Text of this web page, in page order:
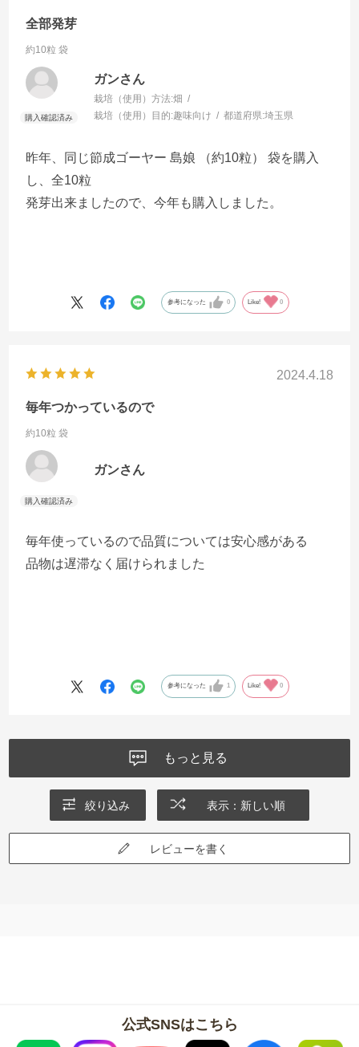
全部発芽
約10粒 袋
ガンさん
栽培（使用）方法:畑
栽培（使用）目的:趣味向け 都道府県:埼玉県
昨年、同じ節成ゴーヤー 島娘 （約10粒） 袋を購入
し、全10粒
発芽出来ましたので、今年も購入しました。
参考になった 0 Like! 0
2024.4.18
毎年つかっているので
約10粒 袋
ガンさん
毎年使っているので品質については安心感がある
品物は遅滞なく届けられました
参考になった 1 Like! 0
もっと見る
絞り込み 表示：新しい順
レビューを書く
公式SNSはこちら